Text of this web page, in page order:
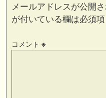
メールアドレスが公開
が付いている欄は必須
コメント ※